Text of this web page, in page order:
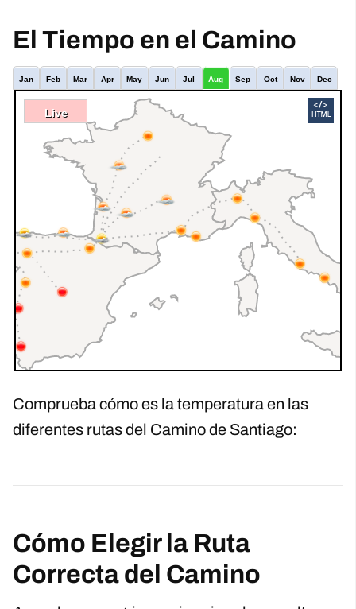
El Tiempo en el Camino
Comprueba cómo es la temperatura en las
diferentes rutas del Camino de Santiago:
Cómo Elegir la Ruta
Correcta del Camino